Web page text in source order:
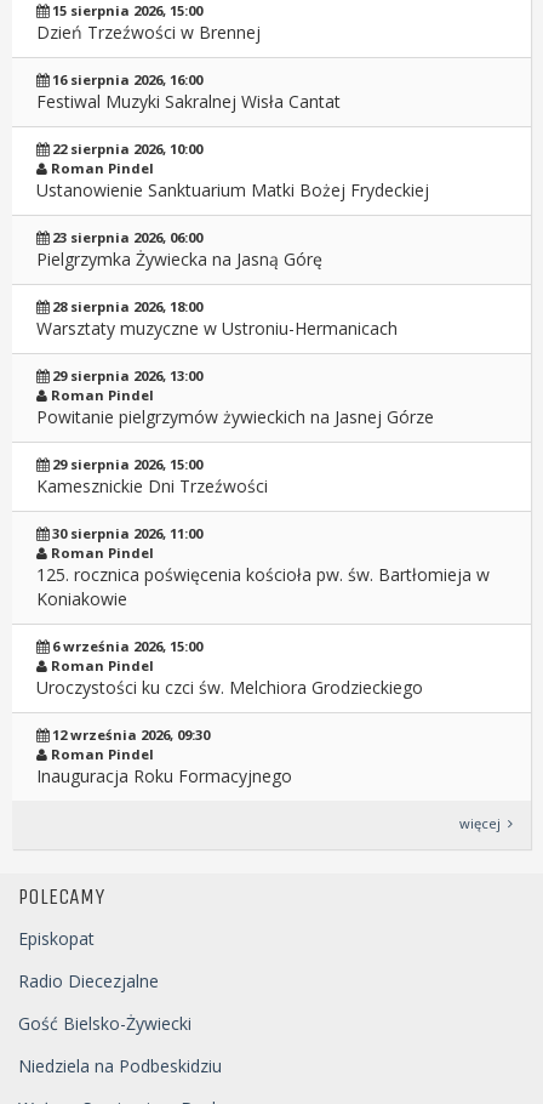
15 sierpnia 2026, 15:00
Dzień Trzeźwości w Brennej
16 sierpnia 2026, 16:00
Festiwal Muzyki Sakralnej Wisła Cantat
22 sierpnia 2026, 10:00
Roman Pindel
Ustanowienie Sanktuarium Matki Bożej Frydeckiej
23 sierpnia 2026, 06:00
Pielgrzymka Żywiecka na Jasną Górę
28 sierpnia 2026, 18:00
Warsztaty muzyczne w Ustroniu-Hermanicach
29 sierpnia 2026, 13:00
Roman Pindel
Powitanie pielgrzymów żywieckich na Jasnej Górze
29 sierpnia 2026, 15:00
Kamesznickie Dni Trzeźwości
30 sierpnia 2026, 11:00
Roman Pindel
125. rocznica poświęcenia kościoła pw. św. Bartłomieja w
Koniakowie
6 września 2026, 15:00
Roman Pindel
Uroczystości ku czci św. Melchiora Grodzieckiego
12 września 2026, 09:30
Roman Pindel
Inauguracja Roku Formacyjnego
więcej
POLECAMY
Episkopat
Radio Diecezjalne
Gość Bielsko-Żywiecki
Niedziela na Podbeskidziu